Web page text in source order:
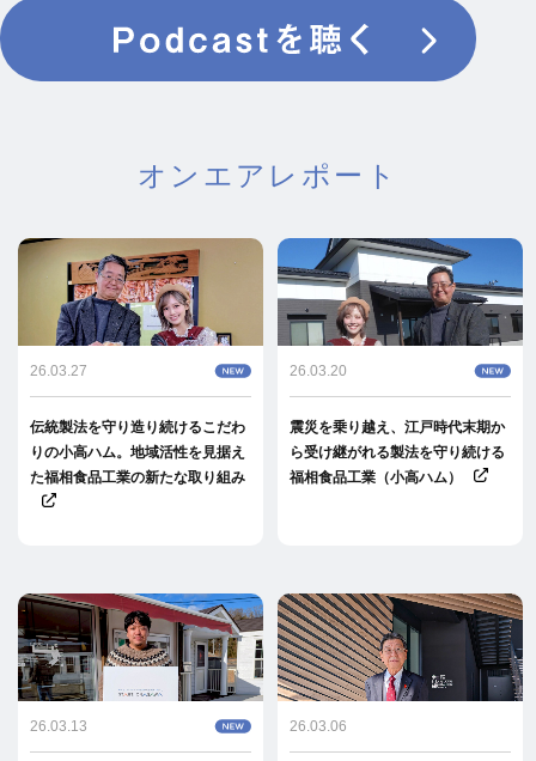
オンエアレポート
26.03.27
伝統製法を守り造り続けるこだわ
りの小高ハム。地域活性を見据え
た福相食品工業の新たな取り組み
26.03.20
震災を乗り越え、江戸時代末期か
ら受け継がれる製法を守り続ける
福相食品工業（小高ハム）
26.03.13 26.03.06